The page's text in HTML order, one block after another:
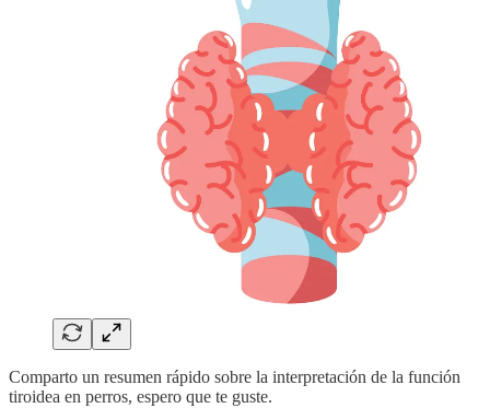
Comparto un resumen rápido sobre la interpretación de la función
tiroidea en perros, espero que te guste.